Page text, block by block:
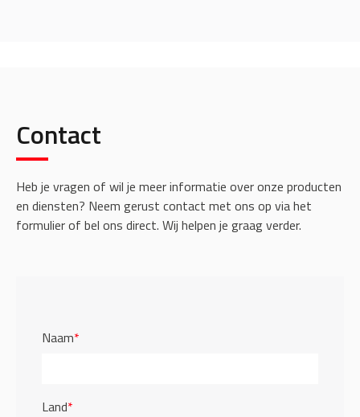
Contact
Heb je vragen of wil je meer informatie over onze producten
en diensten? Neem gerust contact met ons op via het
formulier of bel ons direct. Wij helpen je graag verder.
Naam*
Land*